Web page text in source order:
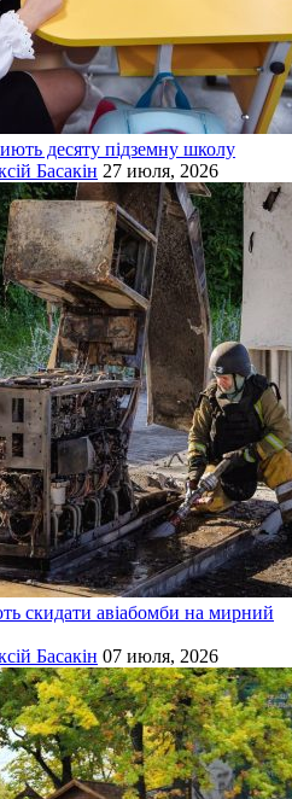
десяту підземну школу
Басакін 27 июля, 2026
скидати авіабомби на мирний
Басакін 07 июля, 2026